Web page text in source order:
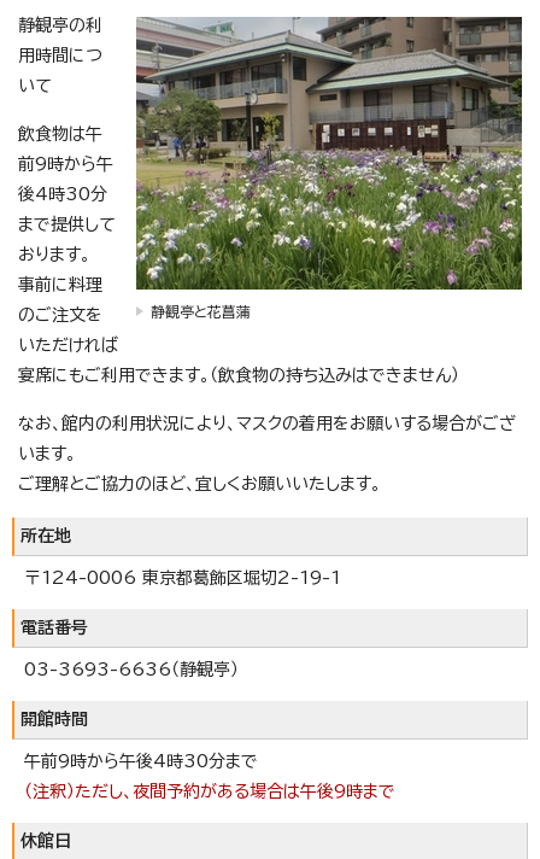
静観亭と花菖蒲
静観亭の利
用時間につ
いて
飲食物は午
前9時から午
後4時30分
まで提供して
おります。
事前に料理
のご注文を
いただければ
宴席にもご利用できます。（飲食物の持ち込みはできません）
なお、館内の利用状況により、マスクの着用をお願いする場合がござ
います。
ご理解とご協力のほど、宜しくお願いいたします。
所在地
〒124-0006 東京都葛飾区堀切2-19-1
電話番号
03-3693-6636（静観亭）
開館時間
午前9時から午後4時30分まで
（注釈）ただし、夜間予約がある場合は午後9時まで
休館日